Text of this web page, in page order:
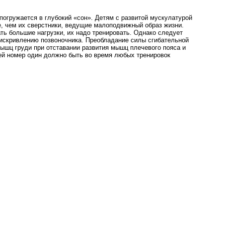
в глубокий «сон». Детям с развитой мускулатурой
чем их сверстники, ведущие малоподвижный образ жизни.
нагрузки, их надо тренировать. Однако следует
позвоночника. Преобладание силы сгибательной
груди при отставании развития мышц плечевого пояса и
номер один должно быть во время любых тренировок